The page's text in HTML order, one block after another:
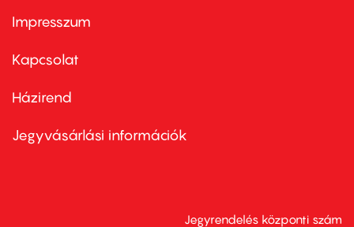
Footer
first
Impresszum
Kapcsolat
Footer
second
Házirend
Jegyvásárlási információk
Jegyrendelés központi szám